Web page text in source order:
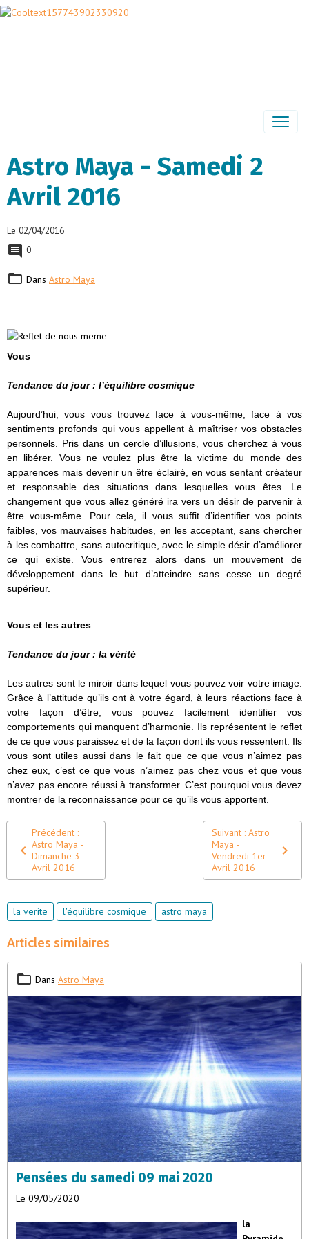
Astro Maya - Samedi 2
Avril 2016
Le 02/04/2016
0
Dans Astro Maya
Vous
Tendance du jour : l’équilibre cosmique
Aujourd’hui, vous vous trouvez face à vous-même, face à vos
sentiments profonds qui vous appellent à maîtriser vos obstacles
personnels. Pris dans un cercle d’illusions, vous cherchez à vous
en libérer. Vous ne voulez plus être la victime du monde des
apparences mais devenir un être éclairé, en vous sentant créateur
et responsable des situations dans lesquelles vous êtes. Le
changement que vous allez généré ira vers un désir de parvenir à
être vous-même. Pour cela, il vous suffit d’identifier vos points
faibles, vos mauvaises habitudes, en les acceptant, sans chercher
à les combattre, sans autocritique, avec le simple désir d’améliorer
ce qui existe. Vous entrerez alors dans un mouvement de
développement dans le but d’atteindre sans cesse un degré
supérieur.
Vous et les autres
Tendance du jour : la vérité
Les autres sont le miroir dans lequel vous pouvez voir votre image.
Grâce à l’attitude qu’ils ont à votre égard, à leurs réactions face à
votre façon d’être, vous pouvez facilement identifier vos
comportements qui manquent d’harmonie. Ils représentent le reflet
de ce que vous paraissez et de la façon dont ils vous ressentent. Ils
vous sont utiles aussi dans le fait que ce que vous n’aimez pas
chez eux, c’est ce que vous n’aimez pas chez vous et que vous
n’avez pas encore réussi à transformer. C’est pourquoi vous devez
montrer de la reconnaissance pour ce qu’ils vous apportent.
Précédent :
Astro Maya -
Dimanche 3
Avril 2016
Suivant : Astro
Maya -
Vendredi 1er
Avril 2016
la verite l'équilibre cosmique astro maya
Articles similaires
Dans Astro Maya
Pensées du samedi 09 mai 2020
Le 09/05/2020
la